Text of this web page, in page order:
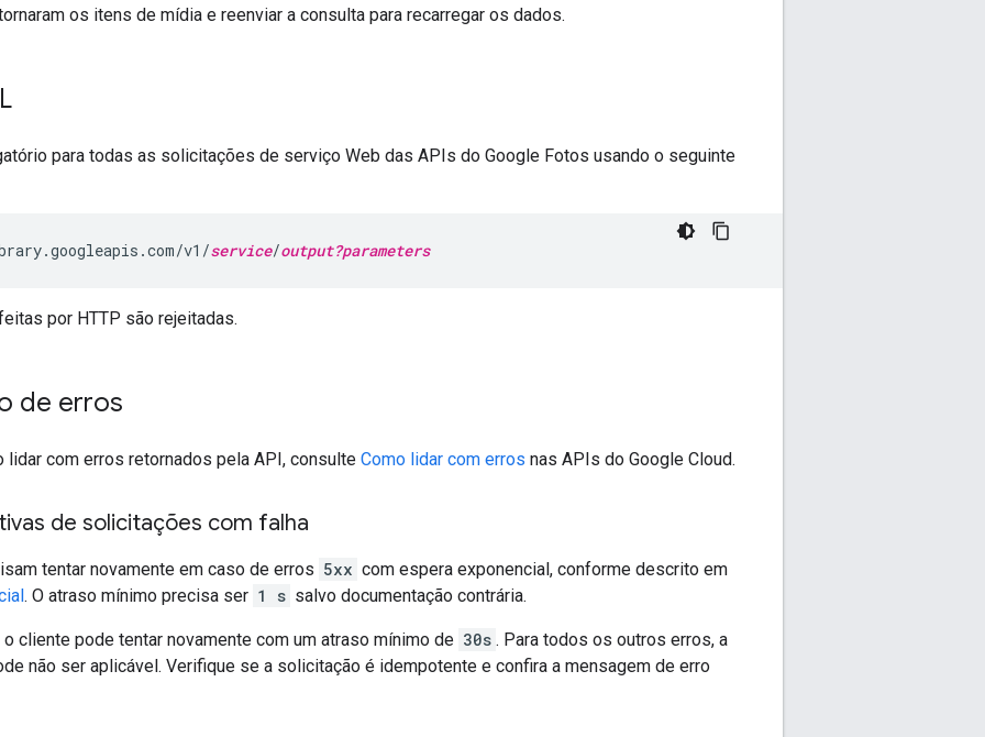
os itens de mídia e reenviar a consulta para recarregar os dados.
para todas as solicitações de serviço Web das APIs do Google Fotos usando o seguinte
v1/service/output?parameters
por HTTP são rejeitadas.
de erros
lidar com erros retornados pela API, consulte Como lidar com erros nas APIs do Google Cloud.
de solicitações com falha
tentar novamente em caso de erros 5xx com espera exponencial, conforme descrito em
. O atraso mínimo precisa ser 1 s salvo documentação contrária.
o cliente pode tentar novamente com um atraso mínimo de 30s . Para todos os outros erros, a
não ser aplicável. Verifique se a solicitação é idempotente e confira a mensagem de erro